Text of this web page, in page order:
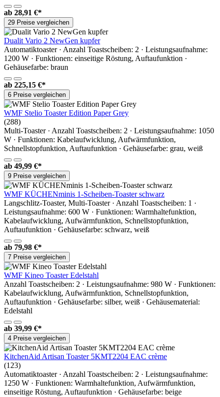
ab 28,91 €*
29 Preise vergleichen
Dualit Vario 2 NewGen kupfer
Automatiktoaster · Anzahl Toastscheiben: 2 · Leistungsaufnahme:
1200 W · Funktionen: einseitige Röstung, Auftaufunktion ·
Gehäusefarbe: braun
ab 225,15 €*
6 Preise vergleichen
WMF Stelio Toaster Edition Paper Grey
(288)
Multi-Toaster · Anzahl Toastscheiben: 2 · Leistungsaufnahme: 1050
W · Funktionen: Kabelaufwicklung, Aufwärmfunktion,
Schnellstopfunktion, Auftaufunktion · Gehäusefarbe: grau, weiß
ab 49,99 €*
9 Preise vergleichen
WMF KÜCHENminis 1-Scheiben-Toaster schwarz
Langschlitz-Toaster, Multi-Toaster · Anzahl Toastscheiben: 1 ·
Leistungsaufnahme: 600 W · Funktionen: Warmhaltefunktion,
Kabelaufwicklung, Aufwärmfunktion, Schnellstopfunktion,
Auftaufunktion · Gehäusefarbe: schwarz, weiß
ab 79,98 €*
7 Preise vergleichen
WMF Kineo Toaster Edelstahl
Anzahl Toastscheiben: 2 · Leistungsaufnahme: 980 W · Funktionen:
Kabelaufwicklung, Aufwärmfunktion, Schnellstopfunktion,
Auftaufunktion · Gehäusefarbe: silber, weiß · Gehäusematerial:
Edelstahl
ab 39,99 €*
4 Preise vergleichen
KitchenAid Artisan Toaster 5KMT2204 EAC crème
(123)
Automatiktoaster · Anzahl Toastscheiben: 2 · Leistungsaufnahme:
1250 W · Funktionen: Warmhaltefunktion, Aufwärmfunktion,
einseitige Röstung, Auftaufunktion · Gehäusefarbe: beige